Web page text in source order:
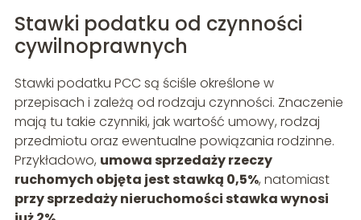
Stawki podatku od czynności
cywilnoprawnych
Stawki podatku PCC są ściśle określone w
przepisach i zależą od rodzaju czynności. Znaczenie
mają tu takie czynniki, jak wartość umowy, rodzaj
przedmiotu oraz ewentualne powiązania rodzinne.
Przykładowo, umowa sprzedaży rzeczy
ruchomych objęta jest stawką 0,5%, natomiast
przy sprzedaży nieruchomości stawka wynosi